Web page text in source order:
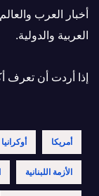
أخبار العرب
العربية والدولية.
إذا أردت أن تعرف
أمريكا أوكرانيا
الأزمة اللبنانية